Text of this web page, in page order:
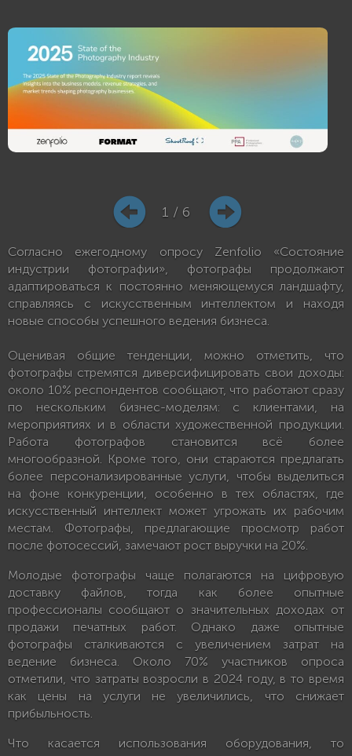
1 / 6
Согласно ежегодному опросу Zenfolio «Состояние
индустрии фотографии», фотографы продолжают
адаптироваться к постоянно меняющемуся ландшафту,
справляясь с искусственным интеллектом и находя
новые способы успешного ведения бизнеса.
Оценивая общие тенденции, можно отметить, что
фотографы стремятся диверсифицировать свои доходы:
около 10% респондентов сообщают, что работают сразу
по нескольким бизнес-моделям: с клиентами, на
мероприятиях и в области художественной продукции.
Работа фотографов становится всё более
многообразной. Кроме того, они стараются предлагать
более персонализированные услуги, чтобы выделиться
на фоне конкуренции, особенно в тех областях, где
искусственный интеллект может угрожать их рабочим
местам. Фотографы, предлагающие просмотр работ
после фотосессий, замечают рост выручки на 20%.
Молодые фотографы чаще полагаются на цифровую
доставку файлов, тогда как более опытные
профессионалы сообщают о значительных доходах от
продажи печатных работ. Однако даже опытные
фотографы сталкиваются с увеличением затрат на
ведение бизнеса. Около 70% участников опроса
отметили, что затраты возросли в 2024 году, в то время
как цены на услуги не увеличились, что снижает
прибыльность.
Что касается использования оборудования, то